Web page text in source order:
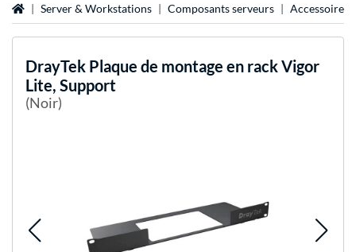
Page d'accueil
Server & Workstations Composants serveurs Accessoires
DrayTek Plaque de montage en rack Vigor
Lite, Support
(Noir)